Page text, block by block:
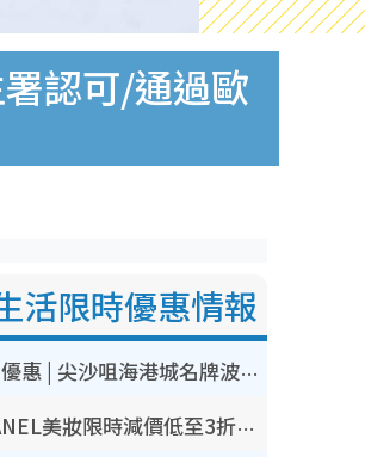
認可/通過歐
活限時優惠情報
開倉優惠 | 尖沙咀海港城名牌波鞋開倉低至1折！On鞋$899起／Joy&Peace鞋履$98起
CHANEL美妝限時減價低至3折！人氣粉底/唇膏/精華液低至$275！COCO香水都有平